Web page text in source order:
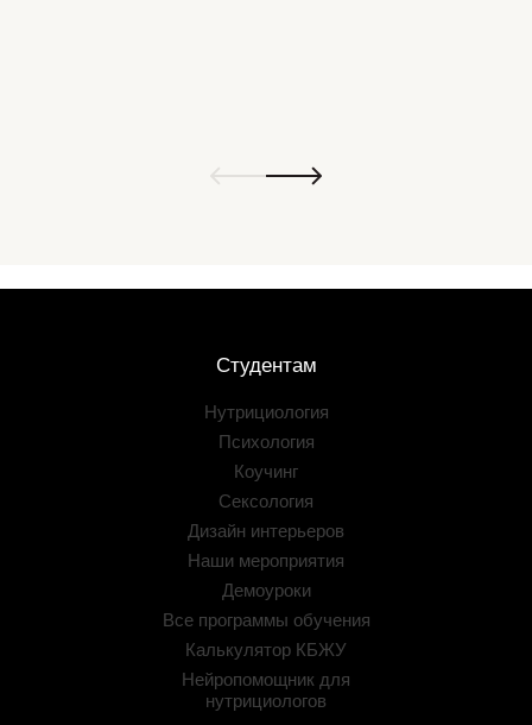
Студентам
Нутрициология
Психология
Коучинг
Сексология
Дизайн интерьеров
Наши мероприятия
Демоуроки
Все программы обучения
Калькулятор КБЖУ
Нейропомощник для
нутрициологов